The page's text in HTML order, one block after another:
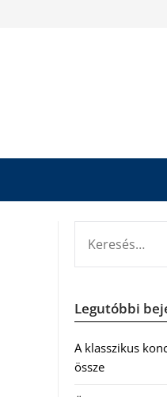
Legutóbbi
A klasszikus
össze